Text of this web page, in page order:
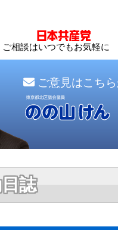
ご相談はいつでもお気軽に
ご意見はこちら
誌